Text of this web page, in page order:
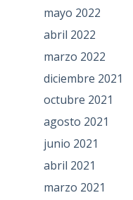
mayo 2022
abril 2022
marzo 2022
diciembre 2021
octubre 2021
agosto 2021
junio 2021
abril 2021
marzo 2021